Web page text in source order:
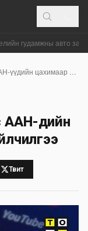
гудамжны авто замыг
үүдийн
Твит